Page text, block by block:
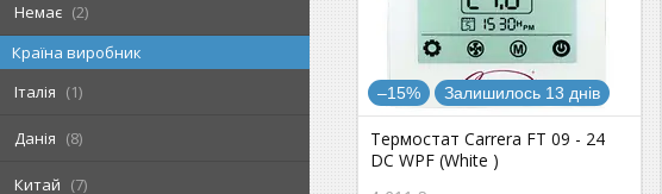
Немає
2
Країна виробник
Італія
1
Данія 8
Китай 7
–15% Залишилось 13 днів
Термостат Carrera FT 09 - 24
DC WPF (White )